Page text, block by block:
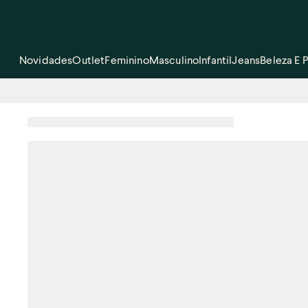
NovidadesOutletFemininoMasculinoInfantilJeansBeleza E